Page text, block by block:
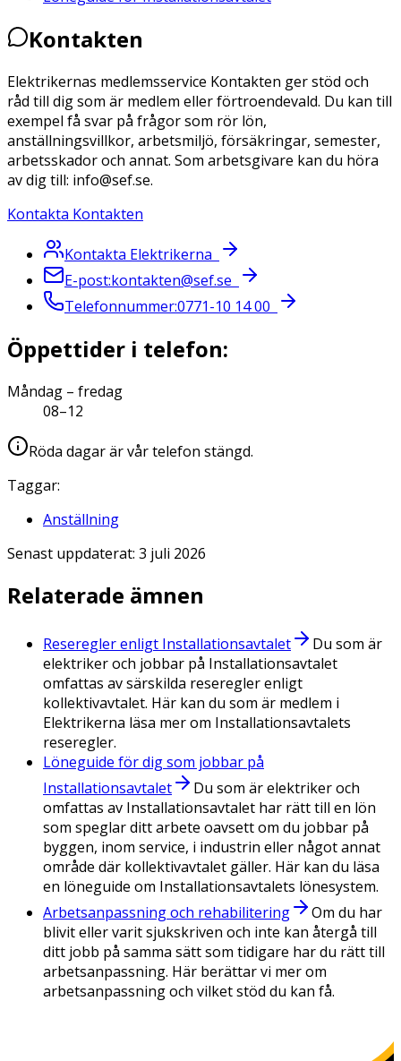
Kontakten
Elektrikernas medlemsservice Kontakten ger stöd och
råd till dig som är medlem eller förtroendevald. Du kan till
exempel få svar på frågor som rör lön,
anställningsvillkor, arbetsmiljö, försäkringar, semester,
arbetsskador och annat. Som arbetsgivare kan du höra
av dig till: info@sef.se.
Kontakta Kontakten
Kontakta Elektrikerna
E-post:kontakten@sef.se
Telefonnummer:0771-10 14 00
Öppettider i telefon:
Måndag – fredag
08–12
Röda dagar är vår telefon stängd.
Taggar:
Anställning
Senast uppdaterat: 3 juli 2026
Relaterade ämnen
Reseregler enligt Installationsavtalet
Du som är
elektriker och jobbar på Installationsavtalet
omfattas av särskilda reseregler enligt
kollektivavtalet. Här kan du som är medlem i
Elektrikerna läsa mer om Installationsavtalets
reseregler.
Löneguide för dig som jobbar på
Installationsavtalet
Du som är elektriker och
omfattas av Installationsavtalet har rätt till en lön
som speglar ditt arbete oavsett om du jobbar på
byggen, inom service, i industrin eller något annat
område där kollektivavtalet gäller. Här kan du läsa
en löneguide om Installationsavtalets lönesystem.
Arbetsanpassning och rehabilitering
Om du har
blivit eller varit sjukskriven och inte kan återgå till
ditt jobb på samma sätt som tidigare har du rätt till
arbetsanpassning. Här berättar vi mer om
arbetsanpassning och vilket stöd du kan få.